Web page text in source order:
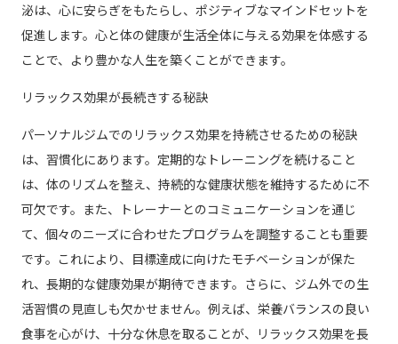
泌は、心に安らぎをもたらし、ポジティブなマインドセットを
促進します。心と体の健康が生活全体に与える効果を体感する
ことで、より豊かな人生を築くことができます。
リラックス効果が長続きする秘訣
パーソナルジムでのリラックス効果を持続させるための秘訣
は、習慣化にあります。定期的なトレーニングを続けること
は、体のリズムを整え、持続的な健康状態を維持するために不
可欠です。また、トレーナーとのコミュニケーションを通じ
て、個々のニーズに合わせたプログラムを調整することも重要
です。これにより、目標達成に向けたモチベーションが保た
れ、長期的な健康効果が期待できます。さらに、ジム外での生
活習慣の見直しも欠かせません。例えば、栄養バランスの良い
食事を心がけ、十分な休息を取ることが、リラックス効果を長